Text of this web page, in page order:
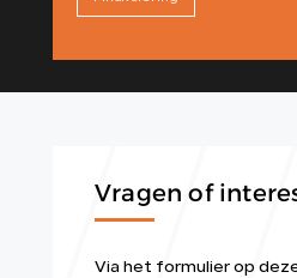
Vragen of
Via het formulier op